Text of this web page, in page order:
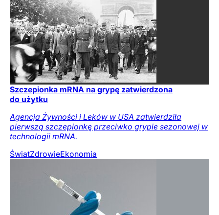
Szczepionka mRNA na grypę zatwierdzona
do użytku
Agencja Żywności i Leków w USA zatwierdziła
pierwszą szczepionkę przeciwko grypie sezonowej w
technologii mRNA.
ŚwiatZdrowieEkonomia